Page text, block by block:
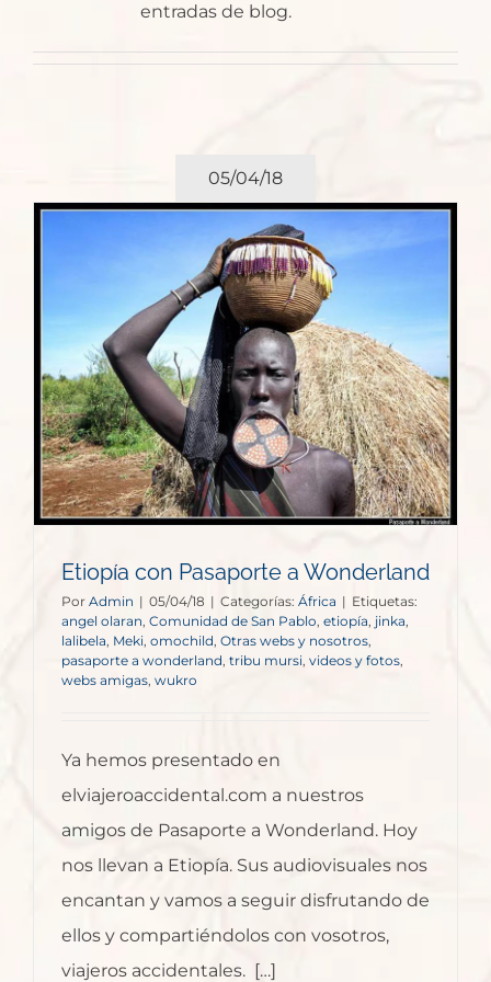
entradas de blog.
05/04/18
Etiopía con Pasaporte a Wonderland
Por Admin | 05/04/18 | Categorías: África | Etiquetas:
angel olaran Comunidad de San Pablo etiopía jinka,
lalibela Meki omochild Otras webs y nosotros
pasaporte a wonderland tribu mursi, videos y fotos
webs amigas wukro
Ya hemos presentado en
elviajeroaccidental.com a nuestros
amigos de Pasaporte a Wonderland. Hoy
nos llevan a Etiopía. Sus audiovisuales nos
encantan y vamos a seguir disfrutando de
ellos y compartiéndolos con vosotros,
viajeros accidentales. […]